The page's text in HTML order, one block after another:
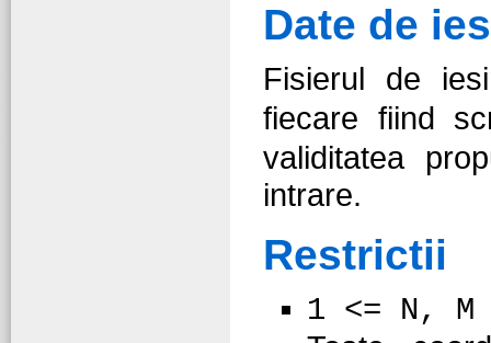
Date de
Fisierul de
fiecare fiind
validitatea
intrare.
Restrictii
1 <= N, M